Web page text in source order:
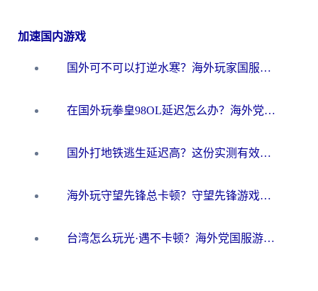
加速国内游戏
国外可不可以打逆水寒？海外玩家国服畅玩终极指南（附漫威荒野乱斗加速方案）
在国外玩拳皇98OL延迟怎么办？海外党亲测有效的低延迟指南
国外打地铁逃生延迟高？这份实测有效的低延迟指南帮你吃鸡
海外玩守望先锋总卡顿？守望先锋游戏加速器在哪里买&避坑指南（附欧洲非洲游戏实测）
台湾怎么玩光·遇不卡顿？海外党国服游戏加速终极攻略（附实测体验）